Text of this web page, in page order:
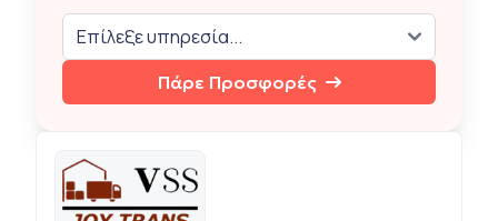
Πάρε Προσφορές